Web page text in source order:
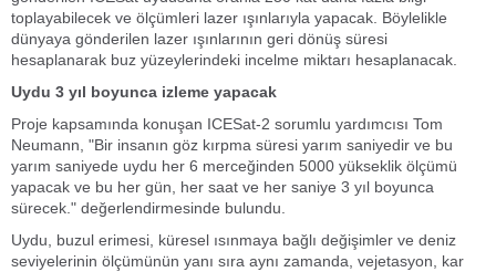
toplayabilecek ve ölçümleri lazer ışınlarıyla yapacak. Böylelikle
dünyaya gönderilen lazer ışınlarının geri dönüş süresi
hesaplanarak buz yüzeylerindeki incelme miktarı hesaplanacak.
Uydu 3 yıl boyunca izleme yapacak
Proje kapsamında konuşan ICESat-2 sorumlu yardımcısı Tom
Neumann, "Bir insanın göz kırpma süresi yarım saniyedir ve bu
yarım saniyede uydu her 6 merceğinden 5000 yükseklik ölçümü
yapacak ve bu her gün, her saat ve her saniye 3 yıl boyunca
sürecek." değerlendirmesinde bulundu.
Uydu, buzul erimesi, küresel ısınmaya bağlı değişimler ve deniz
seviyelerinin ölçümünün yanı sıra aynı zamanda, vejetasyon, kar